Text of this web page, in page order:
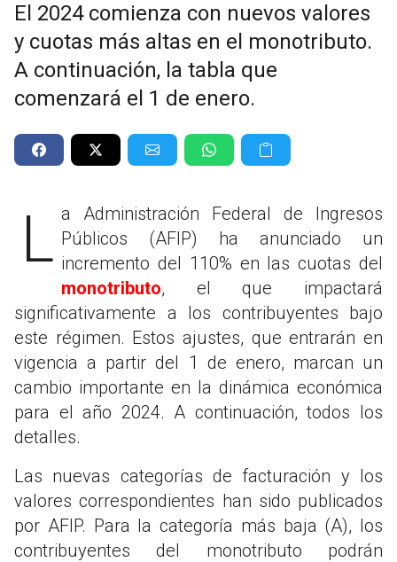
El 2024 comienza con nuevos valores
y cuotas más altas en el monotributo.
A continuación, la tabla que
comenzará el 1 de enero.
La Administración Federal de Ingresos Públicos (AFIP) ha anunciado un
incremento del 110% en las cuotas del
monotributo, el que impactará
significativamente a los contribuyentes bajo
este régimen. Estos ajustes, que entrarán en
vigencia a partir del 1 de enero, marcan un
cambio importante en la dinámica económica
para el año 2024. A continuación, todos los
detalles.
Las nuevas categorías de facturación y los
valores correspondientes han sido publicados
por AFIP. Para la categoría más baja (A), los
contribuyentes del monotributo podrán